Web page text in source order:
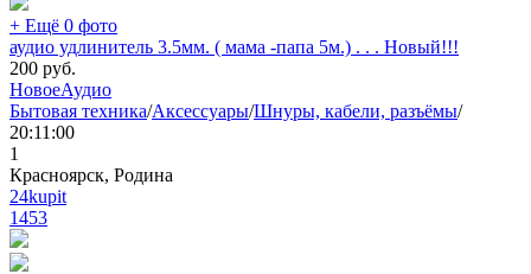
+ Ещё 0 фото
аудио удлинитель 3.5мм. ( мама -папа 5м.) . . . Новый!!!
200 руб.
НовоеАудио
Бытовая техника/Аксессуары/Шнуры, кабели, разъёмы/
20:11:00
1
Красноярск, Родина
24kupit
1453